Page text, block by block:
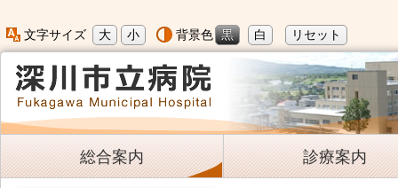
文字サイズ 大 小 背景色 黒 白 リセット
総合案内 診療案内